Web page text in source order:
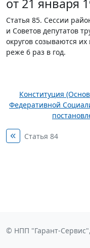
от 21 января
Статья 85. Сессии
и Советов депутатов
округов созываются
реже 6 раз в год.
Конституция
Федеративной
Статья 84
© НПП "Гарант-